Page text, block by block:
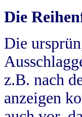
Die
Die
z.B. nach
anzeigen